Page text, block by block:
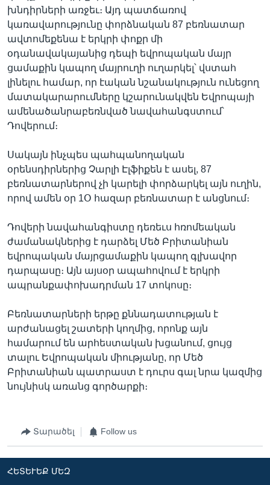
խնդիրների առջեւ։ Այդ պատճառով
կառավարությունը փորձնական 87 բեռնատար
ավտոմեքենա է երկրի փոքր մի
օդանավակայանից դեպի եվրոպական մայր
ցամաքին կապող մայրուղի ուղարկել՝ վստահ
լինելու համար, որ էական նշանակություն ունեցող
մատակարարումները կշարունակվեն Եվրոպայի
ամենածանրաբեռնված նավահանգստում՝
Դովերում։
Սակայն ինչպես պահպանողական
օրենսդիրներից Չարլի Էլֆիքեն է ասել, 87
բեռնատարներով չի կարելի փորձարկել այն ուղին,
որով ամեն օր 1Օ հազար բեռնատար է անցնում։
Դովերի նավահանգիստը դեռեւս հռոմեական
ժամանակներից է դարձել Մեծ Բրիտանիան
եվրոպական մայրցամաքին կապող գլխավոր
դարպասը։ Այն այսօր ապահովում է երկրի
ապրանքափոխադրման 17 տոկոսը։
Բեռնատարների երթը քննադատության է
արժանացել շատերի կողմից, որոնք այն
համարում են արհեստական խցանում, ցույց
տալու Եվրոպական միությանը, որ Մեծ
Բրիտանիան պատրաստ է դուրս գալ նրա կազմից
նույնիսկ առանց գործարքի։
Տարածել Follow us
ՀԵՏԵՒԵՔ ՄԵԶ